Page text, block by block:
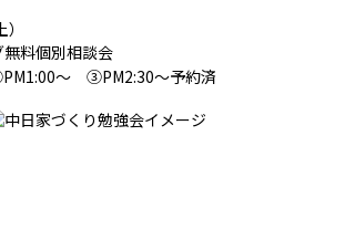
料個別相談会
～ ③PM2:30～予約済